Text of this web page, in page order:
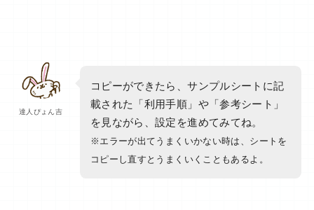
達人ぴょん吉
コピーができたら、サンプルシートに記
載された「利用手順」や「参考シート」
を見ながら、設定を進めてみてね。
※エラーが出てうまくいかない時は、シートを
コピーし直すとうまくいくこともあるよ。